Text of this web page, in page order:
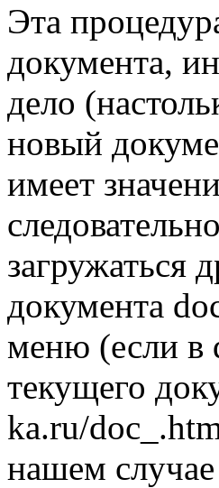
Эта
документа,
дело
новый
имеет
загружаться
документа
меню (если в
текущего
ka.ru/
нашем